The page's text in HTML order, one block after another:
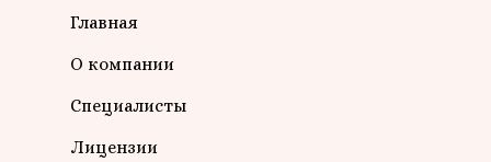
Главная
О компании
Специалисты
Лицензии